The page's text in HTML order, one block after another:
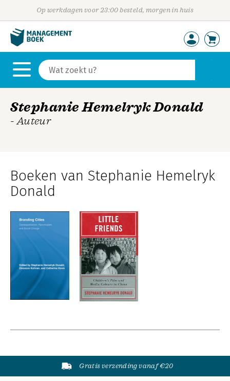
Op werkdagen voor 23:00 besteld, morgen in huis
Stephanie Hemelryk Donald
- Auteur
Boeken van Stephanie Hemelryk
Donald
Gratis verzending vanaf €20